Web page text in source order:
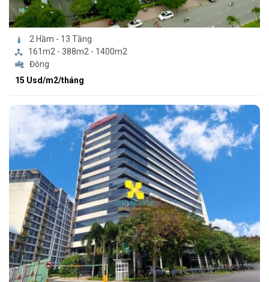
2 Hầm - 13 Tầng
161m2 - 388m2 - 1400m2
Đông
15 Usd/m2/tháng